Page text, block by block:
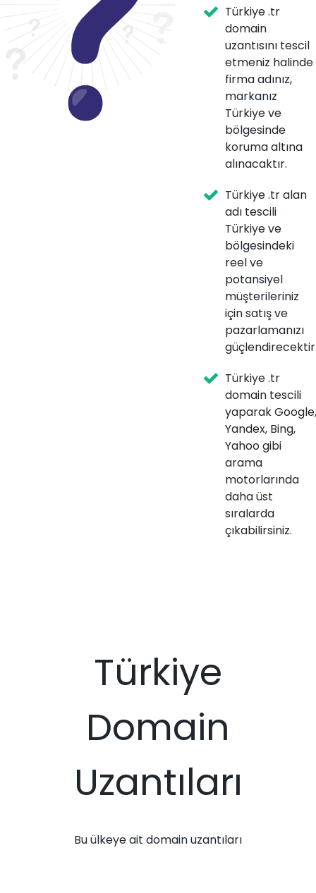
Türkiye .tr
domain
uzantısını tescil
etmeniz halinde
firma adınız,
markanız
Türkiye ve
bölgesinde
koruma altına
alınacaktır.
Türkiye .tr alan
adı tescili
Türkiye ve
bölgesindeki
reel ve
potansiyel
müşterileriniz
için satış ve
pazarlamanızı
Türkiye .tr
domain tescili
yaparak Google,
Yandex, Bing,
Yahoo gibi
arama
motorlarında
daha üst
sıralarda
çıkabilirsiniz.
Türkiye
Domain
Uzantıları
Bu ülkeye ait domain uzantıları